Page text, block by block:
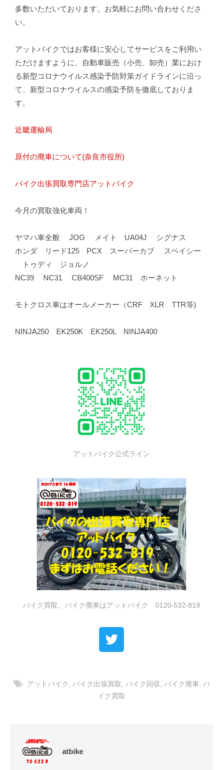
多数いただいております。お気軽にお問い合わせくださ
い。
アットバイクではお客様に安心してサービスをご利用い
ただけますように、自動車販売（小売、卸売）業におけ
る新型コロナウイルス感染予防対策ガイドラインに沿っ
て、新型コロナウイルスの感染予防を徹底しておりま
す。
近畿運輸局
原付の廃車について(奈良市役所)
バイク出張買取専門店アットバイク
今月の買取強化車両！
ヤマハ車全般 JOG メイト UA04J シグナス
ホンダ リード125 PCX スーパーカブ スペイシー
トゥディ ジョルノ
NC39 NC31 CB400SF MC31 ホーネット
モトクロス車はオールメーカー（CRF XLR TTR等)
NINJA250 EK250K EK250L NINJA400
アットバイク公式ライン
バイク買取、バイク廃車はアットバイク 0120-532-819
アットバイク , バイク出張買取 , バイク回収 , バイク廃車, バ
イク買取
atbike